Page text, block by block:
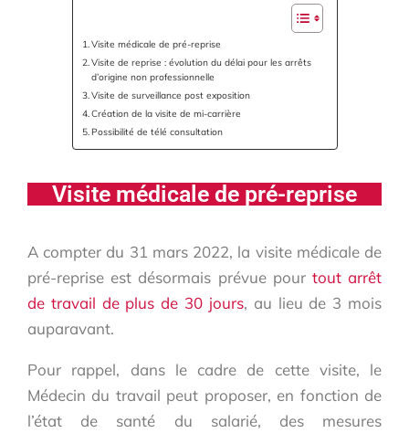
Visite médicale de pré-reprise
Visite de reprise : évolution du délai pour les arrêts
d’origine non professionnelle
Visite de surveillance post exposition
Création de la visite de mi-carrière
Possibilité de télé consultation
Visite médicale de pré-reprise
A compter du 31 mars 2022, la visite médicale de
pré-reprise est désormais prévue pour tout arrêt
de travail de plus de 30 jours, au lieu de 3 mois
auparavant.
Pour rappel, dans le cadre de cette visite, le
Médecin du travail peut proposer, en fonction de
l’état de santé du salarié, des mesures